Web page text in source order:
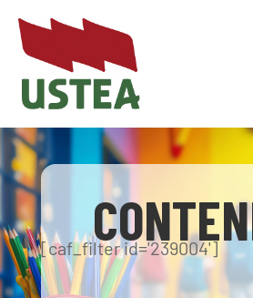
[caf_filter id='239004']